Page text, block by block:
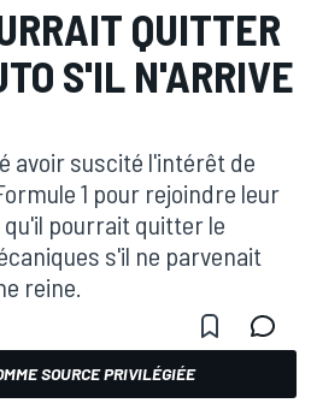
QUITTER
S'IL N'ARRIVE
avoir suscité l'intérêt de
1 pour rejoindre leur
pourrait quitter le
s'il ne parvenait
reine.
SOURCE PRIVILÉGIÉE